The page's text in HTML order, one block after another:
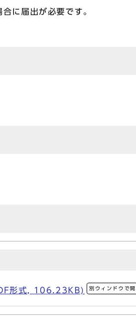
に届出が必要です。
形式, 106.23KB) 別ウィンドウで開